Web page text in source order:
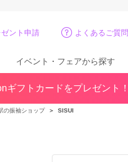
ゼント申請 よくあるご質問
イベント・フェアから探す
フトカードをプレゼント！
の振袖ショップ ＞ SISUI